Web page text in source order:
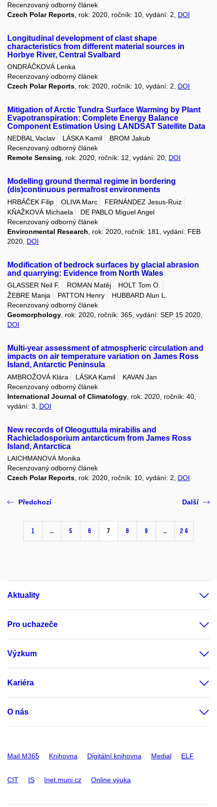
Recenzovaný odborný článek
Czech Polar Reports , rok: 2020, ročník: 10, vydání: 2, DOI
Longitudinal development of clast shape
characteristics from different material sources in
Horbye River, Central Svalbard
ONDRÁČKOVÁ Lenka
Recenzovaný odborný článek
Czech Polar Reports , rok: 2020, ročník: 10, vydání: 2, DOI
Mitigation of Arctic Tundra Surface Warming by Plant
Evapotranspiration: Complete Energy Balance
Component Estimation Using LANDSAT Satellite Data
NEDBAL Vaclav LÁSKA Kamil
BROM Jakub
Recenzovaný odborný článek
Remote Sensing, rok: 2020, ročník: 12, vydání: 20, DOI
Modelling ground thermal regime in bordering
(dis)continuous permafrost environments
HRBÁČEK Filip OLIVA Marc
FERNÁNDEZ Jesus-Ruiz
KŇAŽKOVÁ Michaela
DE PABLO Miguel Angel
Recenzovaný odborný článek
Environmental Research , rok: 2020, ročník: 181, vydání: FEB
2020, DOI
Modification of bedrock surfaces by glacial abrasion
and quarrying: Evidence from North Wales
GLASSER Neil F. ROMAN Matěj
HOLT Tom O.
ŽEBRE Manja
PATTON Henry
HUBBARD Alun L.
Recenzovaný odborný článek
Geomorphology, rok: 2020, ročník: 365, vydání: SEP 15 2020,
DOI
Multi-year assessment of atmospheric circulation and
impacts on air temperature variation on James Ross
Island, Antarctic Peninsula
AMBROŽOVÁ Klára LÁSKA Kamil
KAVAN Jan
Recenzovaný odborný článek
International Journal of Climatology , rok: 2020, ročník: 40,
vydání: 3, DOI
New records of Oleoguttula mirabilis and
Rachicladosporium antarcticum from James Ross
Island, Antarctica
LAICHMANOVÁ Monika
Recenzovaný odborný článek
Czech Polar Reports , rok: 2020, ročník: 10, vydání: 2, DOI
Předchozí
1 … 5 6 7 8 9 … 24
Další
Aktuality
Pro uchazeče
Výzkum
Kariéra
O nás
Mail M365 Knihovna Digitální knihovna Medial ELF
CIT IS Inet.muni.cz Online výuka